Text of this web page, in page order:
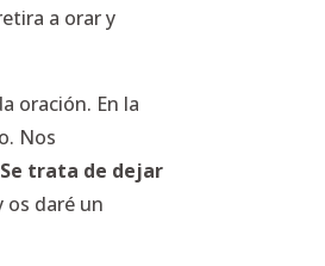
a orar y
oración. En la
Nos
Se trata de dejar
os daré un